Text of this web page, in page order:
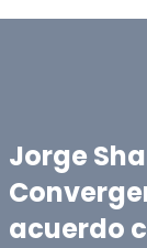
Jorge
acuerdo